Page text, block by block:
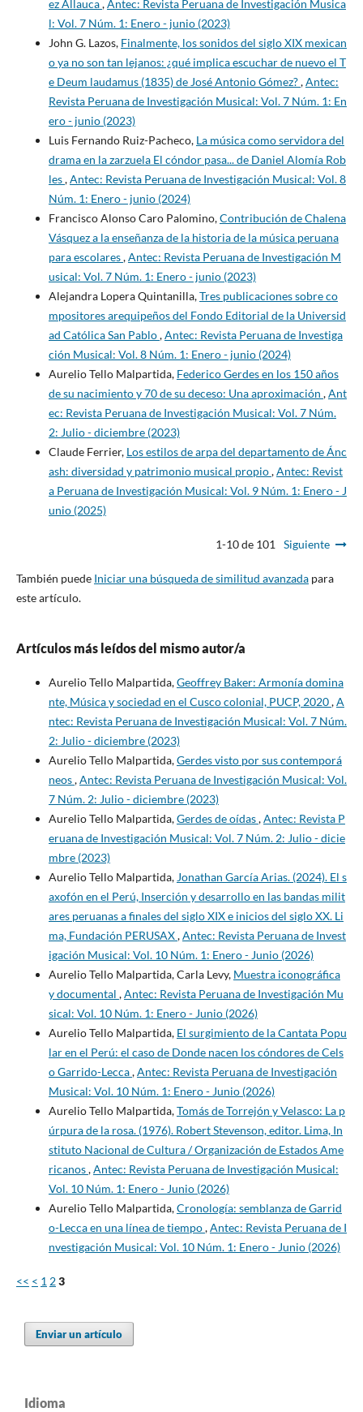
ez Allauca,Antec: Revista Peruana de Investigación Musica
l: Vol. 7 Núm. 1: Enero - junio (2023)
John G. Lazos, Finalmente, los sonidos del siglo XIX mexican
o ya no son tan lejanos: ¿qué implica escuchar de nuevo el T
e Deum laudamus (1835) de José Antonio Gómez?,Antec:
Revista Peruana de Investigación Musical: Vol. 7 Núm. 1: En
ero - junio (2023)
Luis Fernando Ruiz-Pacheco, La música como servidora del
drama en la zarzuela El cóndor pasa... de Daniel Alomía Rob
les,Antec: Revista Peruana de Investigación Musical: Vol. 8
Núm. 1: Enero - junio (2024)
Francisco Alonso Caro Palomino,Contribución de Chalena
Vásquez a la enseñanza de la historia de la música peruana
para escolares,Antec: Revista Peruana de Investigación M
usical: Vol. 7 Núm. 1: Enero - junio (2023)
Alejandra Lopera Quintanilla,Tres publicaciones sobre co
mpositores arequipeños del Fondo Editorial de la Universid
ad Católica San Pablo,Antec: Revista Peruana de Investiga
ción Musical: Vol. 8 Núm. 1: Enero - junio (2024)
Aurelio Tello Malpartida, Federico Gerdes en los 150 años
de su nacimiento y 70 de su deceso: Una aproximación ,Ant
ec: Revista Peruana de Investigación Musical: Vol. 7 Núm.
2: Julio - diciembre (2023)
Claude Ferrier, Los estilos de arpa del departamento de Ánc
ash: diversidad y patrimonio musical propio,Antec: Revist
a Peruana de Investigación Musical: Vol. 9 Núm. 1: Enero - J
unio (2025)
1-10 de 101 Siguiente
También puede Iniciar una búsqueda de similitud avanzadapara
este artículo.
Artículos más leídos del mismo autor/a
Aurelio Tello Malpartida,Geoffrey Baker: Armonía domina
nte, Música y sociedad en el Cusco colonial, PUCP, 2020,A
ntec: Revista Peruana de Investigación Musical: Vol. 7 Núm.
2: Julio - diciembre (2023)
Aurelio Tello Malpartida,Gerdes visto por sus contemporá
neos,Antec: Revista Peruana de Investigación Musical: Vol.
7 Núm. 2: Julio - diciembre (2023)
Aurelio Tello Malpartida,Gerdes de oídas,Antec: Revista P
eruana de Investigación Musical: Vol. 7 Núm. 2: Julio - dicie
mbre (2023)
Aurelio Tello Malpartida, Jonathan García Arias. (2024). El s
axofón en el Perú, Inserción y desarrollo en las bandas milit
ares peruanas a finales del siglo XIX e inicios del siglo XX. Li
ma, Fundación PERUSAX,Antec: Revista Peruana de Invest
igación Musical: Vol. 10 Núm. 1: Enero - Junio (2026)
Aurelio Tello Malpartida, Carla Levy, Muestra iconográfica
y documental ,Antec: Revista Peruana de Investigación Mu
sical: Vol. 10 Núm. 1: Enero - Junio (2026)
Aurelio Tello Malpartida, El surgimiento de la Cantata Popu
lar en el Perú: el caso de Donde nacen los cóndores de Cels
o Garrido-Lecca,Antec: Revista Peruana de Investigación
Musical: Vol. 10 Núm. 1: Enero - Junio (2026)
Aurelio Tello Malpartida,Tomás de Torrejón y Velasco: La p
úrpura de la rosa. (1976). Robert Stevenson, editor. Lima, In
stituto Nacional de Cultura / Organización de Estados Ame
ricanos,Antec: Revista Peruana de Investigación Musical:
Vol. 10 Núm. 1: Enero - Junio (2026)
Aurelio Tello Malpartida,Cronología: semblanza de Garrid
o-Lecca en una línea de tiempo,Antec: Revista Peruana de I
nvestigación Musical: Vol. 10 Núm. 1: Enero - Junio (2026)
<< < 1 23
Enviar un artículo
Idioma